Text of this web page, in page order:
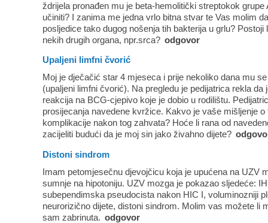
ždrijela pronađen mu je beta-hemolitički streptokok
učiniti? I zanima me jedna vrlo bitna stvar te Vas molim
posljedice tako dugog nošenja tih bakterija u grlu?
nekih drugih organa, npr.srca? odgovor
Upaljeni limfni čvorić
Moj je dječačić star 4 mjeseca i prije nekoliko dana mu
(upaljeni limfni čvorić). Na pregledu je pedijatrica rekla da
reakcija na BCG-cjepivo koje je dobio u rodilištu.
prosijecanja navedene kvržice. Kakvo je vaše mišljenje
komplikacije nakon tog zahvata? Hoće li rana od
zacijeliti budući da je moj sin jako živahno dijete?
Distoni sindrom
Imam petomjesečnu djevojčicu koja je upućena na UZV
sumnje na hipotoniju. UZV mozga je pokazao sljedeće:
subependimska pseudocista nakon HIC I, voluminozniji
neurorizično dijete, distoni sindrom. Molim vas možete li
sam zabrinuta. odgovor